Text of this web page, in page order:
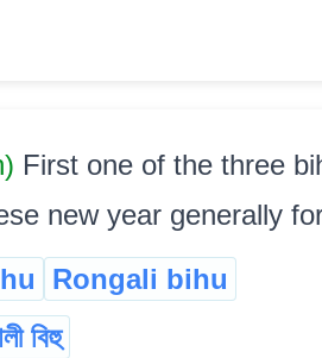
First one of the three
new year generally
Rongali bihu
বিহু